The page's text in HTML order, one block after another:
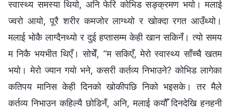
स्वास्थ्य समस्या थियो, अनि फेरि कोभिड सङ्क्रमण भयो। मलाई
ज्वरो आयो, पूरै शरीर कमजोर लाग्थ्यो र खोक्दा रगत आउँथ्यो।
मलाई भोकै लाग्दैनथ्यो र दुई हप्तासम्म केही खान सकिनँ। त्यो समय
म निकै भयभीत थिएँ। सोचेँ, “म सकिएँ, मेरो स्वास्थ्य साँच्चै खतम
भयो। मेरो ज्यान गयो भने, कसरी कर्तव्य निभाउने? कोभिड लागेका
कतिपय मानिस केही दिनको खोकीपछि निको भइसके। तर मैले
कर्तव्य निभाउन कहिल्यै छोडिनँ, अनि, मलाई कयौँ दिनदेखि हनहनी